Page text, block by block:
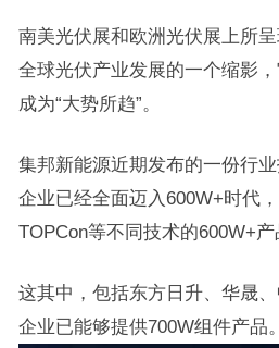
南美光伏展和欧洲光伏展上所
全球光伏产业发展的一个缩影
成为“大势所趋”。
集邦新能源近期发布的一份行
企业已经全面迈入600W+时代
TOPCon等不同技术的600W+产
这其中，包括东方日升、华晟
企业已能够提供700W组件产品。